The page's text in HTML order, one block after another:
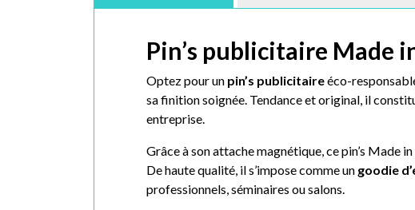
Pin’s publicitaire Made
Optez pour un pin’s publicitaireéco-
sa finition soignée. Tendance et original, il
entreprise.
Grâce à son attache magnétique, ce pin’s
De haute qualité, il s’impose comme un goodie
professionnels, séminaires ou salons.